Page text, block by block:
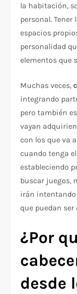
la habitación,
personal. Tener
espacios
personalidad
elementos que
Muchas veces,
integrando
pero también
vayan
con los que va
cuando tenga
estableciendo
buscar juegos,
irán
que puedan
¿Por
desde